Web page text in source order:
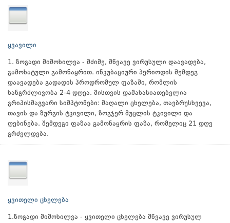
ყვავილი
1. ზოგადი მიმოხილვა - მძიმე, მწვავე ვირუსული დაავადება,
გამოხატული გამონაყრით. ინკუბაციური პერიოდის შემდეგ
დაავადება გადადის პროდრომულ ფაზაში, რომლის
ხანგრძლივობა 2-4 დღეა. მისთვის დამახასიათებელია
გრიპისმაგვარი სიმპტომები: მაღალი ცხელება, თავბრუსხვევა,
თავის და ზურგის ტკივილი, ზოგჯერ მუცლის ტკივილი და
ღებინება. შემდეგი ფაზაა გამონაყრის ფაზა, რომელიც 21 დღე
გრძელდება.
ყვითელი ცხელება
1.ზოგადი მიმოხილვა - ყვითელი ცხელება მწვავე ვირუსულ